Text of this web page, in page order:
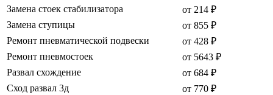
Замена стоек стабилизатора
от 214 ₽
Замена ступицы
от 855 ₽
Ремонт пневматической подвески
от 428 ₽
Ремонт пневмостоек
от 5643 ₽
Развал схождение
от 684 ₽
Сход развал 3д
от 770 ₽